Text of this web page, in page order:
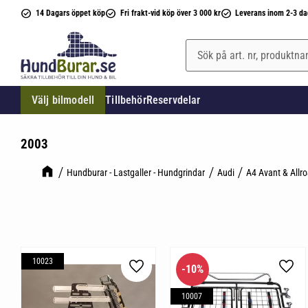
14 Dagars öppet köp Fri frakt-vid köp över 3 000 kr Leverans inom 2-3
Välj bilmodell TillbehörReservdelar
2003
Hundburar - Lastgaller - Hundgrindar Audi A4 Avant &
10023
Lägg till i favoriter
10%
10007